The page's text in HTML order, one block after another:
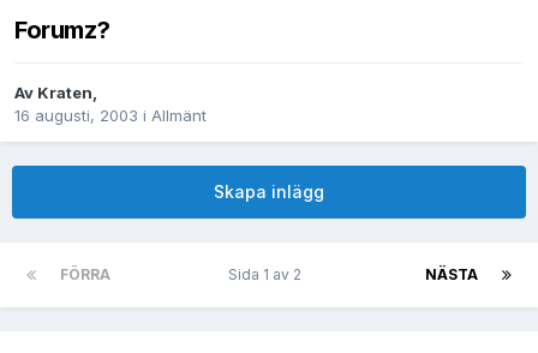
Forumz?
Av Kraten,
16 augusti, 2003 i Allmänt
Skapa inlägg
FÖRRA NÄSTA
Sida 1 av 2